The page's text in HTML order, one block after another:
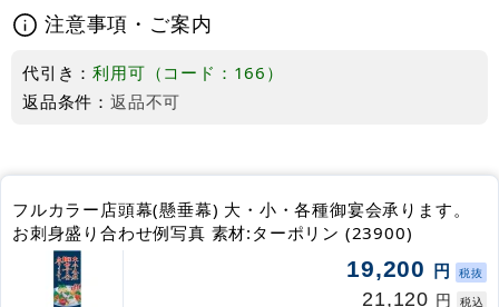
注意事項・ご案内
代引き：利用可（コード：166）
返品条件： 返品不可
フルカラー店頭幕(懸垂幕) 大・小・各種御宴会承ります。
お刺身盛り合わせ例写真 素材:ターポリン (23900)
19,200 円 税抜
21,120 円 税込